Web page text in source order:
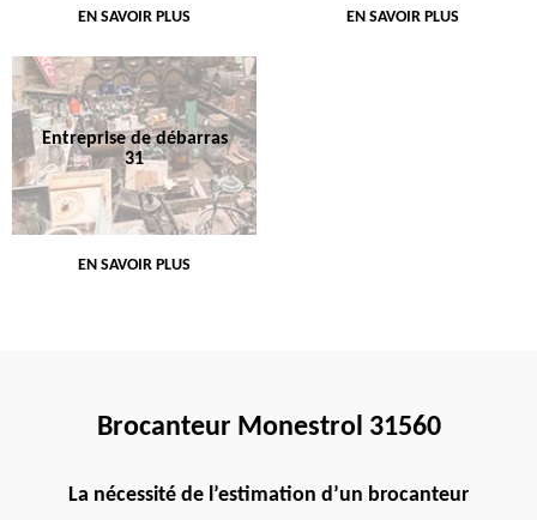
EN SAVOIR PLUS EN SAVOIR PLUS
Entreprise de débarras
31
EN SAVOIR PLUS
Brocanteur Monestrol 31560
La nécessité de l’estimation d’un brocanteur